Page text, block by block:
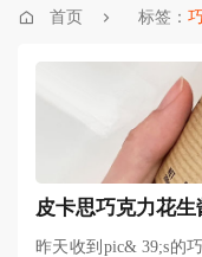
首页 标签：
皮卡思巧克力花
昨天收到pic& 39;s的